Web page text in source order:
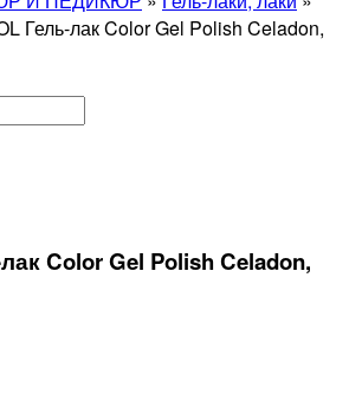
Гель-лак Color Gel Polish Celadon,
Color Gel Polish Celadon,